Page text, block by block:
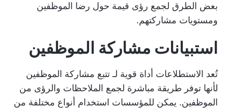
بعض الطرق لجمع رؤى قيمة حول رضا الموظفين
ومستويات مشاركتهم.
استبيانات مشاركة الموظفين
تُعد الاستطلاعات أداة قوية لـ تتبع مشاركة الموظفين
لأنها توفر طريقة مباشرة لجمع الملاحظات والرؤى من
الموظفين. يمكن للمؤسسات استخدام أنواع مختلفة من